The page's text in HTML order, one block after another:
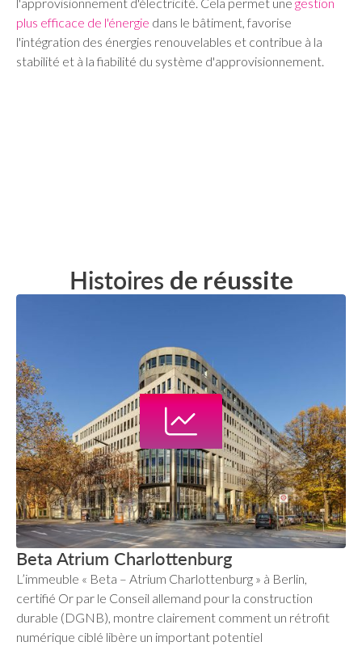
plus efficace de l'énergie dans le bâtiment, favorise
l'intégration des énergies renouvelables et contribue à la
stabilité et à la fiabilité du système d'approvisionnement.
Histoires de réussite
Beta Atrium Charlottenburg
L’immeuble « Beta – Atrium Charlottenburg » à Berlin,
certifié Or par le Conseil allemand pour la construction
durable (DGNB), montre clairement comment un rétrofit
numérique ciblé libère un important potentiel